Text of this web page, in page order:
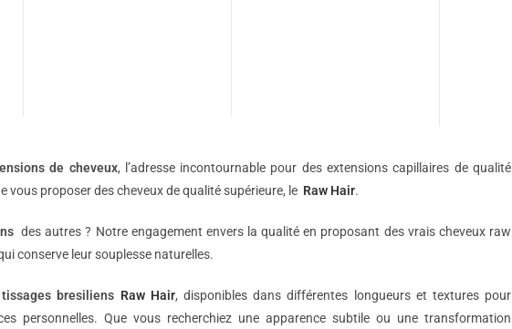
de cheveux, l’adresse incontournable pour des extensions capillaires de qualité
vous proposer des cheveux de qualité supérieure, le Raw Hair.
des autres ? Notre engagement envers la qualité en proposant des vrais cheveux raw
conserve leur souplesse naturelles.
tissages bresiliens Raw Hair, disponibles dans différentes longueurs et textures pour
personnelles. Que vous recherchiez une apparence subtile ou une transformation